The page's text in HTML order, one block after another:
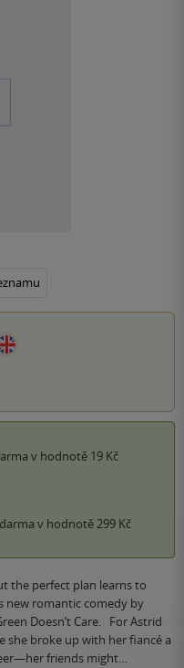
v hodnotě 19 Kč
v hodnotě 299 Kč
the perfect plan learns to
new romantic comedy by
Doesn’t Care. For Astrid
she broke up with her fiancé a
friends might…